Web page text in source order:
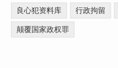
良心犯资料库 行政拘留
颠覆国家政权罪